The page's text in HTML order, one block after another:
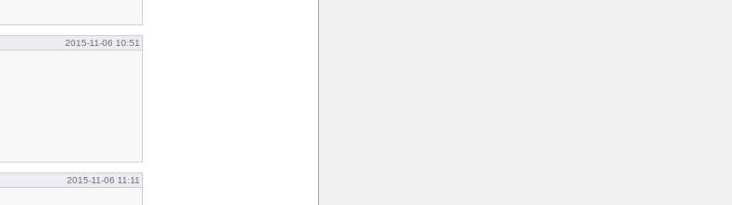
2015-11-06 10:51
2015-11-06 11:11